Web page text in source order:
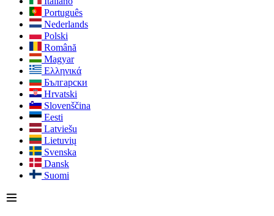
Português
Nederlands
Polski
Română
Magyar
Ελληνικά
Български
Hrvatski
Slovenščina
Eesti
Latviešu
Lietuvių
Svenska
Dansk
Suomi